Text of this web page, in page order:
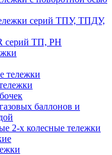
серий ТПУ, ТПДУ,
серий ТП, PH
тележки
баллонов и
2-х колесные тележки